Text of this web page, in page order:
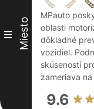
III Miesto
MPauto
oblasti
dôkladné
vozidiel.
skúseností
zameriava
9.6